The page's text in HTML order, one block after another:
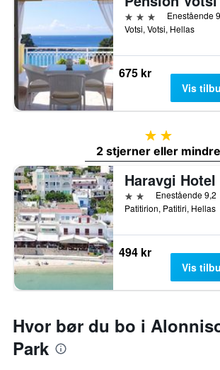
3 stjernerEnestående
Votsi, Votsi, Hellas
675 kr
Vis
2 stjerner
2 stjerner eller mindre
Haravgi Hotel
2 stjernerEnestående 9,2
Patitirion, Patitiri, Hellas
494 kr
Vis
Hvor bør du bo i
Park